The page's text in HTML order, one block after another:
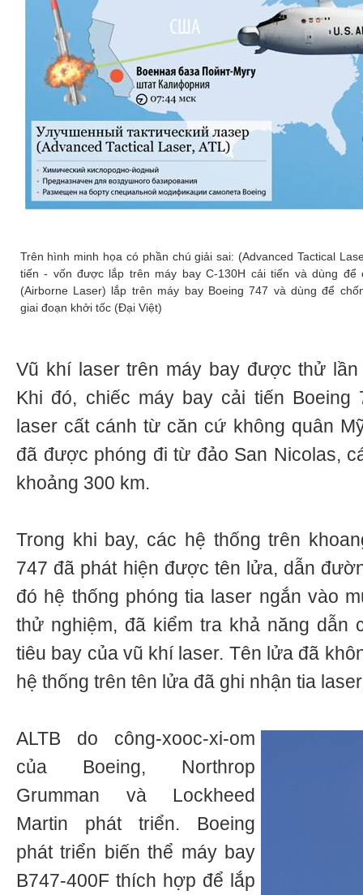
Trên hình minh họa có phần chú giải sai: (Advanced Tactical
tiến - vốn được lắp trên máy bay C-130H cải tiến và dùng để
(Airborne Laser) lắp trên máy bay Boeing 747 và dùng để
giai đoạn khởi tốc (Đại Việt)
Vũ khí laser trên máy bay được thử
Khi đó, chiếc máy bay cải tiến Boeing
laser cất cánh từ căn cứ không quân
đã được phóng đi từ đảo San Nicolas,
khoảng 300 km.
Trong khi bay, các hệ thống trên
747 đã phát hiện được tên lửa, dẫn
đó hệ thống phóng tia laser ngắn vào
thử nghiệm, đã kiểm tra khả năng dẫn
tiêu bay của vũ khí laser. Tên lửa đã
hệ thống trên tên lửa đã ghi nhận tia
ALTB do công-xooc-xi-om
của Boeing, Northrop
Grumman và Lockheed
Martin phát triển. Boeing
phát triển biến thể máy bay
B747-400F thích hợp để lắp